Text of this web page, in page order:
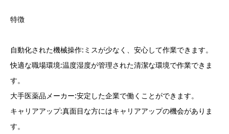
特徴
自動化された機械操作:ミスが少なく、安心して作業できます。
快適な職場環境:温度湿度が管理された清潔な環境で作業できま
す。
大手医薬品メーカー:安定した企業で働くことができます。
キャリアアップ:真面目な方にはキャリアアップの機会がありま
す。